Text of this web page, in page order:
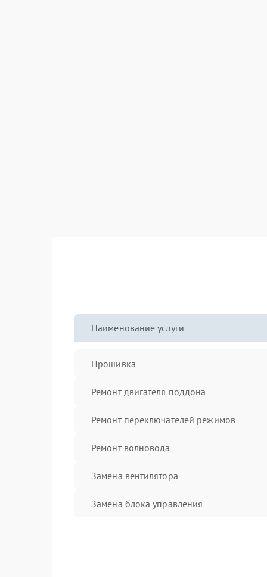
Наименование услуги
Прошивка
Ремонт двигателя поддона
Ремонт переключателей режимов
Ремонт волновода
Замена вентилятора
Замена блока управления